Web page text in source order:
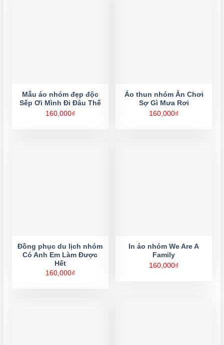
Mẫu áo nhóm đẹp độc
Sếp Ơi Mình Đi Đâu Thế
160,000₫
Áo thun nhóm Ăn Chơi
Sợ Gì Mưa Rơi
160,000₫
Đồng phục du lịch nhóm
Có Anh Em Làm Được
Hết
160,000₫
In áo nhóm We Are A
Family
160,000₫